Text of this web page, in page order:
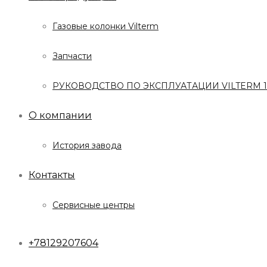
Газовые колонки Vilterm
Запчасти
РУКОВОДСТВО ПО ЭКСПЛУАТАЦИИ VILTERM
О компании
История завода
Контакты
Сервисные центры
+78129207604